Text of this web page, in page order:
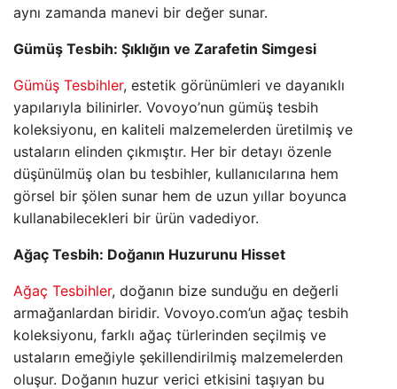
aynı zamanda manevi bir değer sunar.
Gümüş Tesbih: Şıklığın ve Zarafetin Simgesi
Gümüş Tesbihler, estetik görünümleri ve dayanıklı
yapılarıyla bilinirler. Vovoyo’nun gümüş tesbih
koleksiyonu, en kaliteli malzemelerden üretilmiş ve
ustaların elinden çıkmıştır. Her bir detayı özenle
düşünülmüş olan bu tesbihler, kullanıcılarına hem
görsel bir şölen sunar hem de uzun yıllar boyunca
kullanabilecekleri bir ürün vadediyor.
Ağaç Tesbih: Doğanın Huzurunu Hisset
Ağaç Tesbihler, doğanın bize sunduğu en değerli
armağanlardan biridir. Vovoyo.com’un ağaç tesbih
koleksiyonu, farklı ağaç türlerinden seçilmiş ve
ustaların emeğiyle şekillendirilmiş malzemelerden
oluşur. Doğanın huzur verici etkisini taşıyan bu